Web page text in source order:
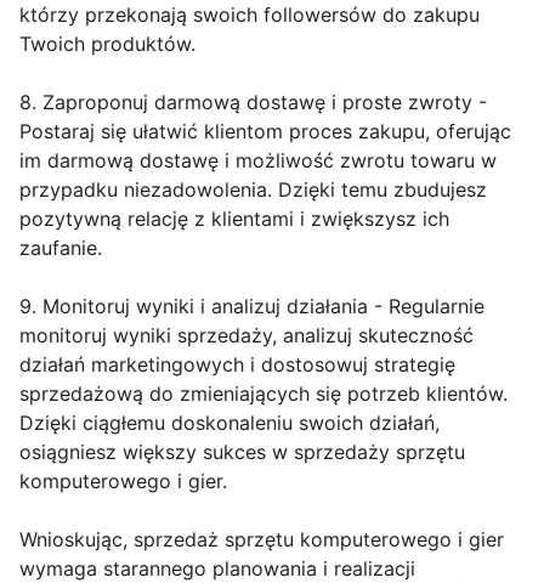
którzy przekonają swoich followersów do zakupu
Twoich produktów.
8. Zaproponuj darmową dostawę i proste zwroty -
Postaraj się ułatwić klientom proces zakupu, oferując
im darmową dostawę i możliwość zwrotu towaru w
przypadku niezadowolenia. Dzięki temu zbudujesz
pozytywną relację z klientami i zwiększysz ich
zaufanie.
9. Monitoruj wyniki i analizuj działania - Regularnie
monitoruj wyniki sprzedaży, analizuj skuteczność
działań marketingowych i dostosowuj strategię
sprzedażową do zmieniających się potrzeb klientów.
Dzięki ciągłemu doskonaleniu swoich działań,
osiągniesz większy sukces w sprzedaży sprzętu
komputerowego i gier.
Wnioskując, sprzedaż sprzętu komputerowego i gier
wymaga starannego planowania i realizacji